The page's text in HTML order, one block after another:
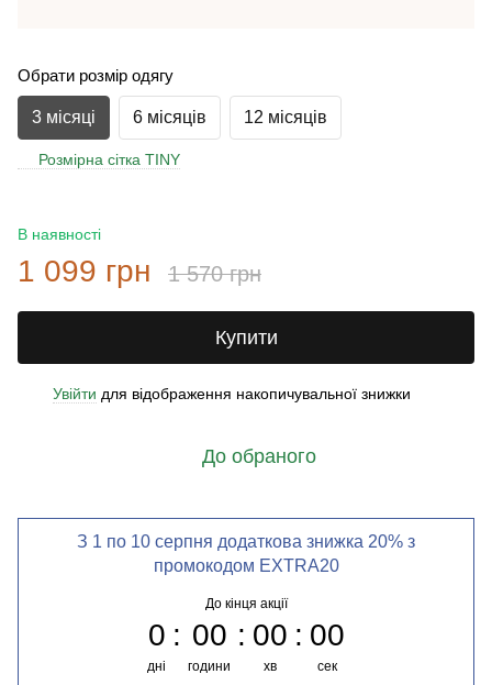
Обрати розмір одягу
3 місяці 6 місяців 12 місяців
Розмірна сітка TINY
В наявності
1 099 грн 1 570 грн
Купити
Увійти для відображення накопичувальної знижки
До обраного
З 1 по 10 серпня додаткова знижка 20% з
промокодом EXTRA20
До кінця акції
0
дні
00
години
00
хв
00
сек